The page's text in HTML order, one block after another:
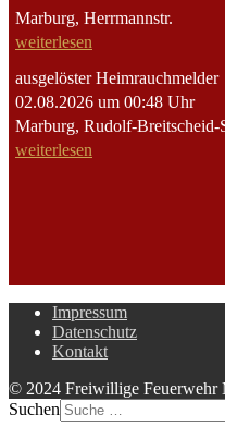
Marburg, Herrmannstr.
weiterlesen
ausgelöster Heimrauchmelder
02.08.2026 um 00:48 Uhr
Marburg, Rudolf-Breitscheid-
weiterlesen
Impressum
Datenschutz
Kontakt
© 2024 Freiwillige Feuerwehr
Suchen